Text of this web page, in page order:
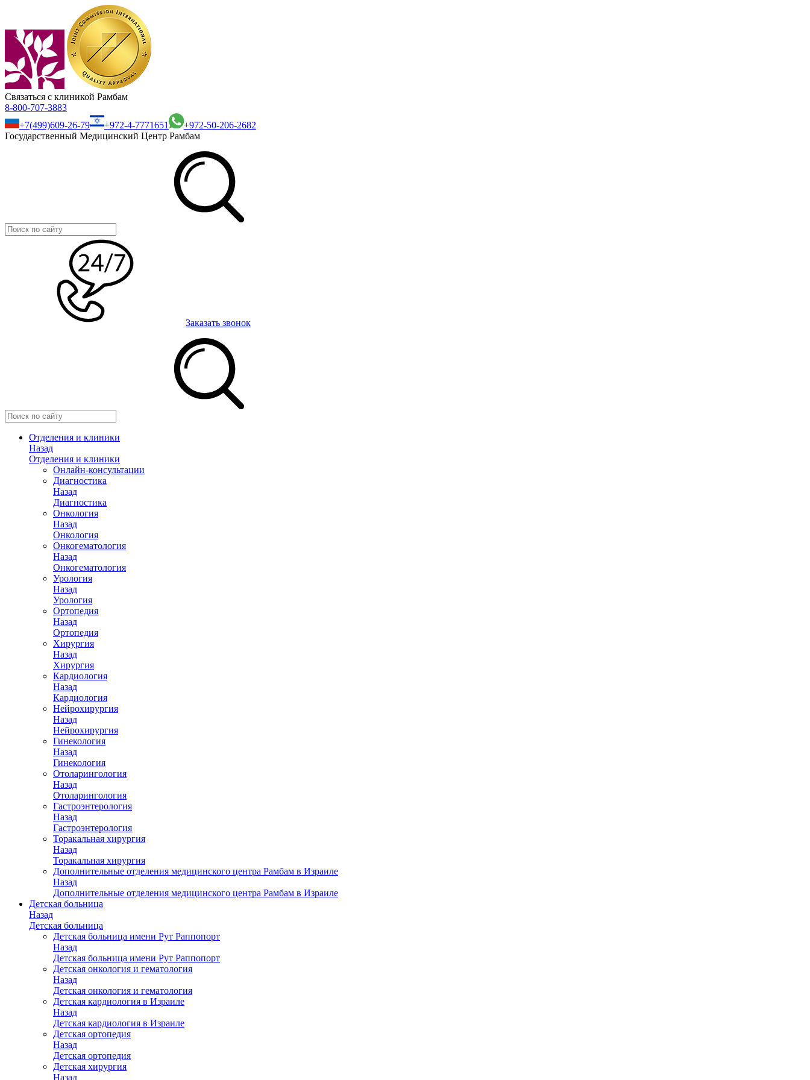
Связаться с клиникой Рамбам
8-800-707-3883
+7(499)609-26-79
+972-4-7771651
+972-50-206-2682
Государственный Медицинский Центр Рамбам
Заказать звонок
Отделения и клиники
Назад
Отделения и клиники
Онлайн-консультации
Диагностика
Назад
Диагностика
Онкология
Назад
Онкология
Онкогематология
Назад
Онкогематология
Урология
Назад
Урология
Ортопедия
Назад
Ортопедия
Хирургия
Назад
Хирургия
Кардиология
Назад
Кардиология
Нейрохирургия
Назад
Нейрохирургия
Гинекология
Назад
Гинекология
Отоларингология
Назад
Отоларингология
Гастроэнтерология
Назад
Гастроэнтерология
Торакальная хирургия
Назад
Торакальная хирургия
Дополнительные отделения медицинского центра Рамбам в Израиле
Назад
Дополнительные отделения медицинского центра Рамбам в Израиле
Детская больница
Назад
Детская больница
Детская больница имени Рут Раппопорт
Назад
Детская больница имени Рут Раппопорт
Детская онкология и гематология
Назад
Детская онкология и гематология
Детская кардиология в Израиле
Назад
Детская кардиология в Израиле
Детская ортопедия
Назад
Детская ортопедия
Детская хирургия
Назад